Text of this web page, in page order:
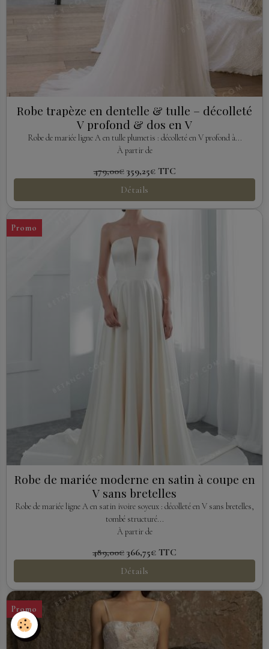
Robe trapèze en dentelle & tulle – décolleté
V profond & dos en V
Robe de mariée ligne A en tulle plumetis : décolleté en V profond à...
À partir de
479,00€ 359,25€ TTC
Détails
Promo
Robe de mariée moderne en satin à coupe en
V sans bretelles
Robe de mariée ligne A en satin ivoire soyeux : décolleté en V sans bretelles,
tombé structuré...
À partir de
489,00€ 366,75€ TTC
Détails
Promo